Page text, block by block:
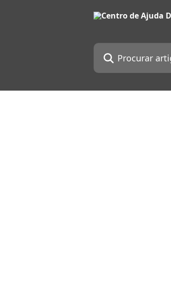
Procurar artigos...